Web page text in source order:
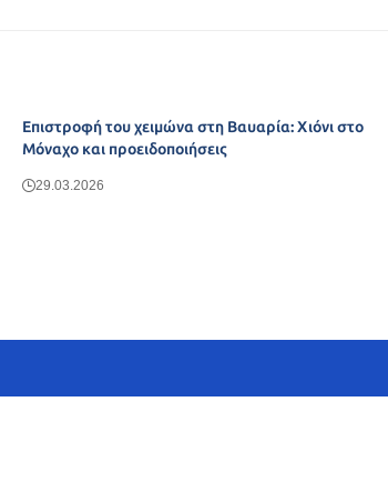
Επιστροφή του χειμώνα στη Βαυαρία: Χιόνι στο
Μόναχο και προειδοποιήσεις
29.03.2026